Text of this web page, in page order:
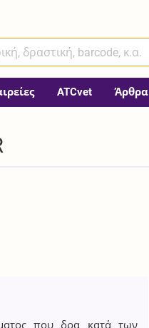
ATCvet Άρθρα
που δρα κατά των